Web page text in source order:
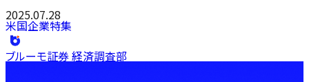
2025.07.28
米国企業特集
ブルーモ証券 経済調査部